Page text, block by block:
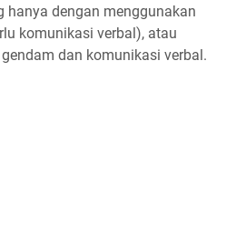
hanya dengan menggunakan
komunikasi verbal), atau
dan komunikasi verbal.